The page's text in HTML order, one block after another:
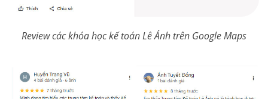
Review các khóa học kế toán Lê Ánh trên Google Maps